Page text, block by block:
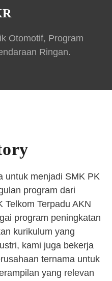
Otomotif, Program
Ringan.
untuk menjadi SMK PK
program dari
Telkom Terpadu AKN
program peningkatan
kurikulum yang
kami juga bekerja
ternama untuk
yang relevan